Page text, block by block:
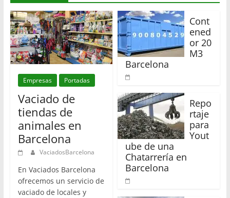
Empresas Portadas
Vaciado de
tiendas de
animales en
Barcelona
VaciadosBarcelona
En Vaciados Barcelona
ofrecemos un servicio de
vaciado de locales y
Cont
ened
or 20
M3
Barcelona
Repo
rtaje
para
Yout
ube de una
Chatarrería en
Barcelona